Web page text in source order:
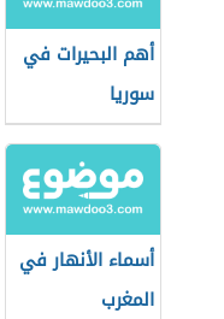
أهم البحيرات في
سوريا
أسماء الأنهار في
المغرب